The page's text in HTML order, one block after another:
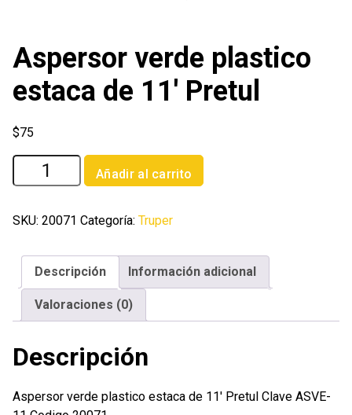
Aspersor verde plastico
estaca de 11′ Pretul
$75
Aspersor
verde
estaca
11'
Pretul
cantidad
Añadir al carrito
SKU: 20071 Categoría: Truper
Descripción Información adicional
Valoraciones (0)
Descripción
Aspersor verde plastico estaca de 11′ Pretul Clave ASVE-